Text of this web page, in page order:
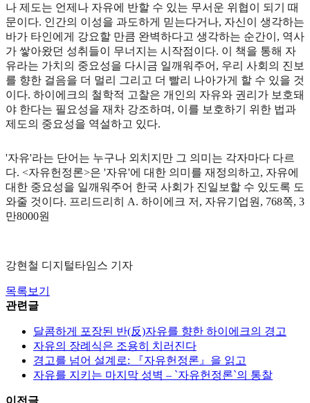
나 제도는 언제나 자유에 반할 수 있는 무서운 위협이 되기 때
문이다. 인간의 이성을 과도하게 믿는다거나, 자신이 생각하는
바가 타인에게 강요할 만큼 완벽하다고 생각하는 순간이, 역사
가 쌓아왔던 성취들이 무너지는 시작점이다. 이 책을 통해 자
유라는 가치의 중요성을 다시금 일깨워주어, 우리 사회의 진보
를 향한 걸음을 더 멀리 그리고 더 빨리 나아가게 할 수 있을 것
이다. 하이에크의 철학적 고찰은 개인의 자유와 권리가 보호돼
야 한다는 필요성을 재차 강조하며, 이를 보호하기 위한 법과
제도의 중요성을 역설하고 있다.
'자유'라는 단어는 누구나 외치지만 그 의미는 각자마다 다르
다. <자유헌정론>은 '자유'에 대한 의미를 재정의하고, 자유에
대한 중요성을 일깨워주어 한국 사회가 진일보할 수 있도록 도
와줄 것이다. 프리드리히 A. 하이에크 저, 자유기업원, 768쪽, 3
만8000원
강현철 디지털타임스 기자
목록보기
관련글
달콤하게 포장된 반(反)자유를 향한 하이에크의 경고
자유의 장례식은 조용히 치러진다
경고를 넘어 설계로: 『자유헌정론』을 읽고
자유를 지키는 마지막 성벽 – `자유헌정론`의 통찰
이전글